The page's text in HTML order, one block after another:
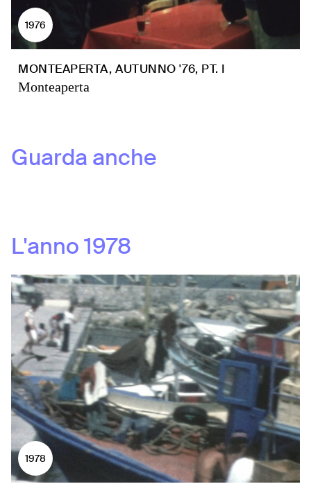
1976
MONTEAPERTA, AUTUNNO '76, PT. I
Monteaperta
Guarda anche
L'anno1978
1978